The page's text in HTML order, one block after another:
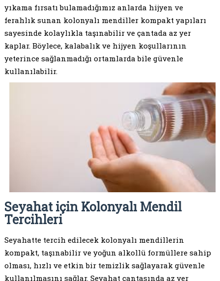
yıkama fırsatı bulamadığımız anlarda hijyen ve
ferahlık sunan kolonyalı mendiller kompakt yapıları
sayesinde kolaylıkla taşınabilir ve çantada az yer
kaplar. Böylece, kalabalık ve hijyen koşullarının
yeterince sağlanmadığı ortamlarda bile güvenle
kullanılabilir.
Seyahat için Kolonyalı Mendil
Tercihleri
Seyahatte tercih edilecek kolonyalı mendillerin
kompakt, taşınabilir ve yoğun alkollü formüllere sahip
olması, hızlı ve etkin bir temizlik sağlayarak güvenle
kullanılmasını sağlar. Seyahat çantasında az yer